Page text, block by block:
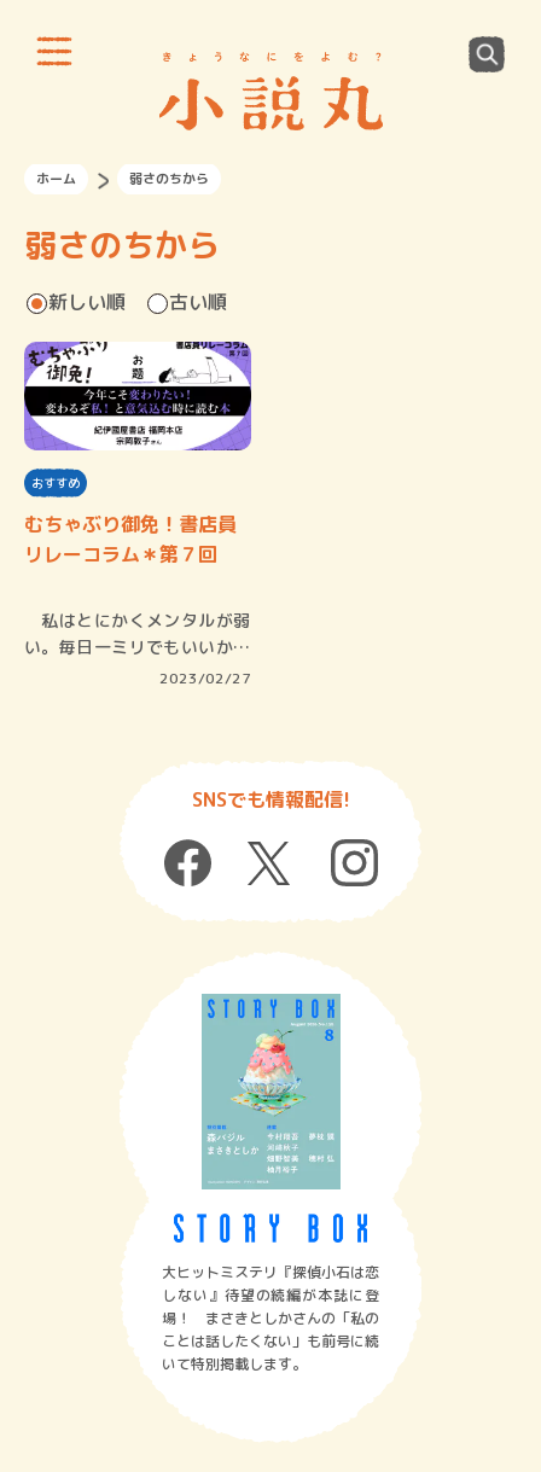
ホーム 弱さのちから
弱さのちから
新しい順 古い順
おすすめ
むちゃぶり御免！書店員
リレーコラム＊第７回
私はとにかくメンタルが弱
い。毎日一ミリでもいいから
2023/02/27
SNSでも情報配信!
大ヒットミステリ『探偵小石は恋
しない』待望の続編が本誌に登
場！ まさきとしかさんの「私の
ことは話したくない」も前号に続
いて特別掲載します。